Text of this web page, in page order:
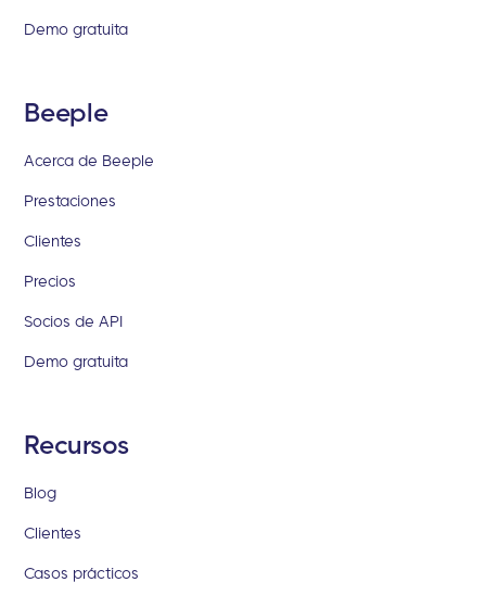
Demo gratuita
Beeple
Acerca de Beeple
Prestaciones
Clientes
Precios
Socios de API
Demo gratuita
Recursos
Blog
Clientes
Casos prácticos